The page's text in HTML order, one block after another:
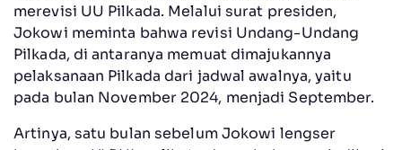
merevisi UU Pilkada. Melalui surat presiden,
Jokowi meminta bahwa revisi Undang-Undang
Pilkada, di antaranya memuat dimajukannya
pelaksanaan Pilkada dari jadwal awalnya, yaitu
pada bulan November 2024, menjadi September.
Artinya, satu bulan sebelum Jokowi lengser